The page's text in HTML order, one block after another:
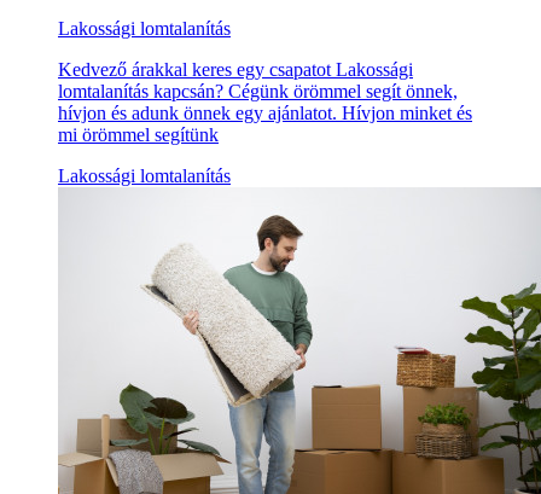
Lakossági lomtalanítás
Kedvező árakkal keres egy csapatot Lakossági
lomtalanítás kapcsán? Cégünk örömmel segít önnek,
hívjon és adunk önnek egy ajánlatot. Hívjon minket és
mi örömmel segítünk
Lakossági lomtalanítás